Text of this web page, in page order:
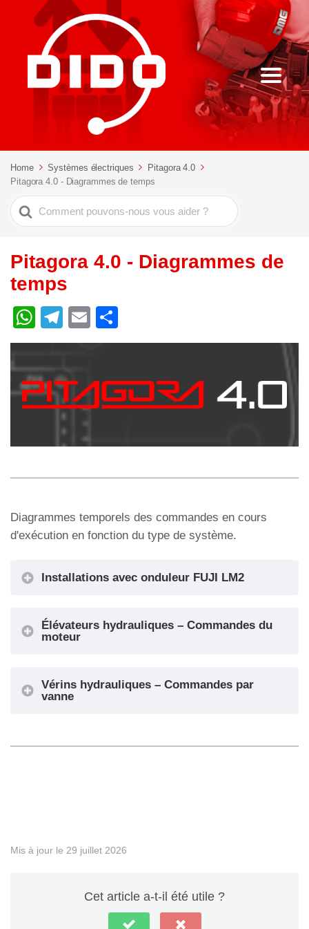
Home Systèmes électriques
Pitagora 4.0
Pitagora 4.0 - Diagrammes de temps
Rechercher
Pitagora 4.0 - Diagrammes de
temps
W
h
at
s
A
p
T
el
gr
a
m
E
m o
di
vi
Diagrammes temporels des commandes en cours
d'exécution en fonction du type de système.
Installations avec onduleur FUJI LM2
Élévateurs hydrauliques – Commandes du
moteur
Vérins hydrauliques – Commandes par
vanne
Mis à jour le 29 juillet 2026
Cet article a-t-il été utile ?